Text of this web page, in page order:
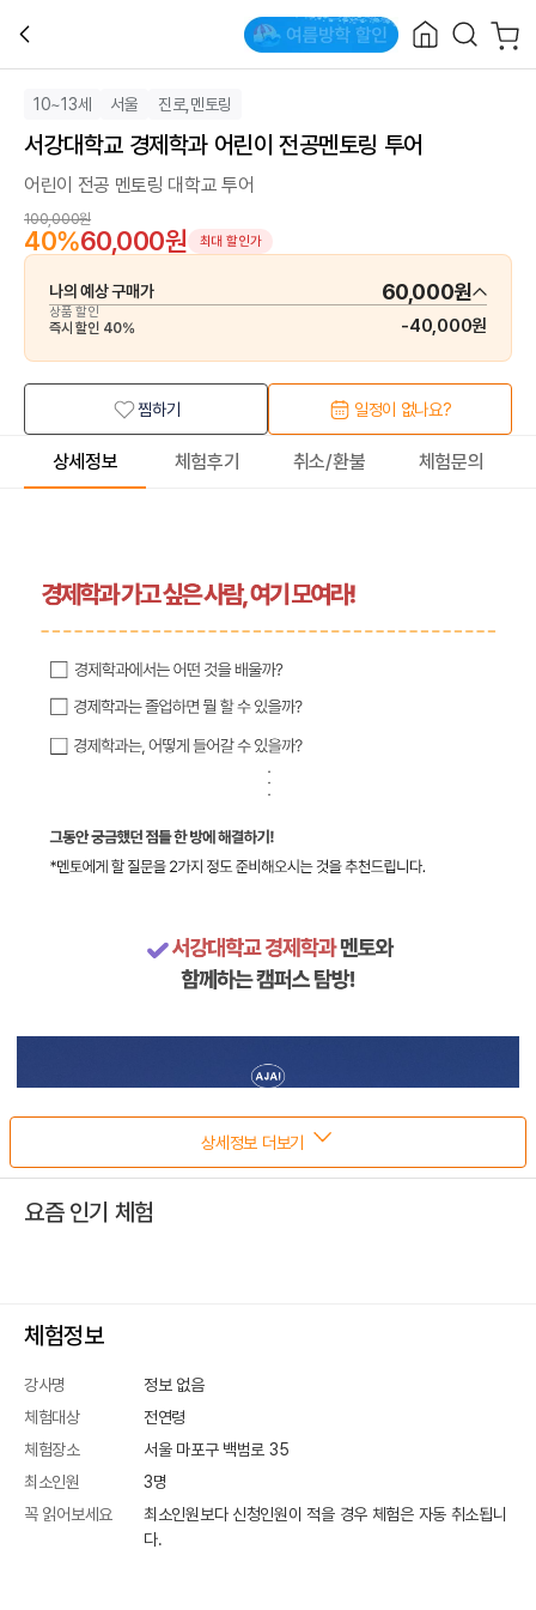
10~13세 서울 진로,멘토링
서강대학교 경제학과 어린이 전공멘토링 투어
어린이 전공 멘토링 대학교 투어
100,000원
40%60,000원 최대 할인가
나의 예상 구매가 60,000원
상품 할인
즉시 할인 40% -40,000원
찜하기 일정이 없나요?
상세정보 체험후기 취소/환불 체험문의
상세정보 더보기
요즘 인기 체험
체험정보
강사명
정보 없음
체험대상
전연령
체험장소
서울 마포구 백범로 35
최소인원
3명
꼭 읽어보세요
최소인원보다 신청인원이 적을 경우 체험은 자동 취소됩니
다.